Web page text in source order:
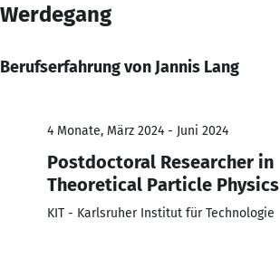
Werdegang
Berufserfahrung von Jannis Lang
4 Monate, März 2024 - Juni 2024
Postdoctoral Researcher in
Theoretical Particle Physics
KIT - Karlsruher Institut für Technologie